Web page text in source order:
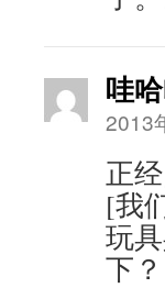
哇
2013
正
[我
玩
下？